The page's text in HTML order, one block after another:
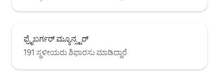
ಫ್ರೈಬರ್ಗರ್ ಮ್ಯೂನ್ಸ್ಟರ್
191 ಸ್ಥಳೀಯರು ಶಿಫಾರಸು ಮಾಡಿದ್ದಾರೆ